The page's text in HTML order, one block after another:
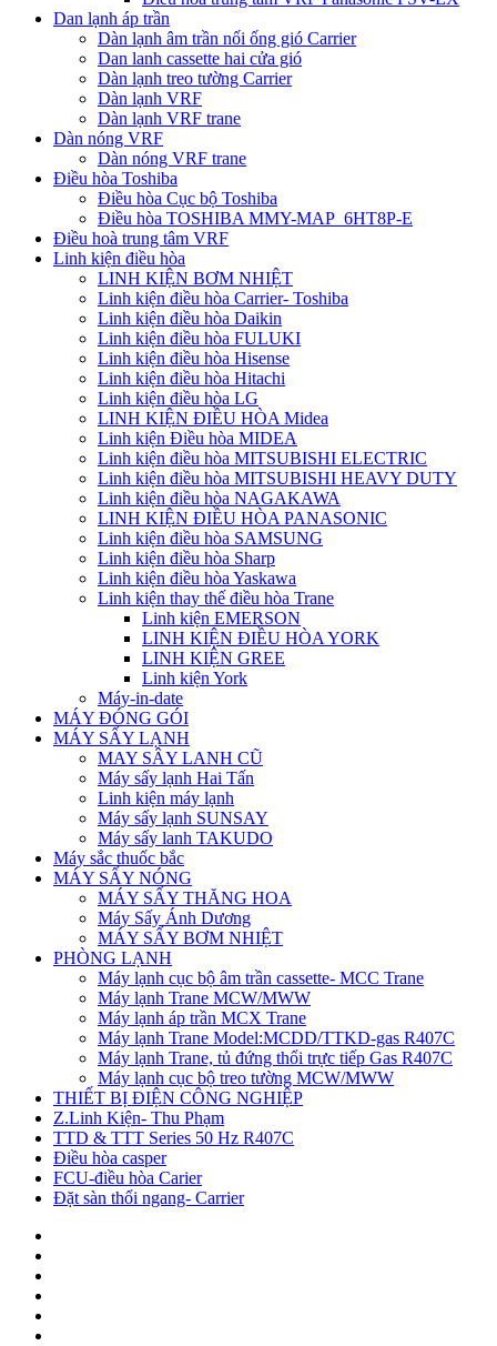
Dan lạnh áp trần
Dàn lạnh âm trần nối ống gió Carrier
Dan lanh cassette hai cửa gió
Dàn lạnh treo tường Carrier
Dàn lạnh VRF
Dàn lạnh VRF trane
Dàn nóng VRF
Dàn nóng VRF trane
Điều hòa Toshiba
Điều hòa Cục bộ Toshiba
Điều hòa TOSHIBA MMY-MAP_6HT8P-E
Điều hoà trung tâm VRF
Linh kiện điều hòa
LINH KIỆN BƠM NHIỆT
Linh kiện điều hòa Carrier- Toshiba
Linh kiện điều hòa Daikin
Linh kiện điều hòa FULUKI
Linh kiện điều hòa Hisense
Linh kiện điều hòa Hitachi
Linh kiện điều hòa LG
LINH KIỆN ĐIỀU HÒA Midea
Linh kiện Điều hòa MIDEA
Linh kiện điều hòa MITSUBISHI ELECTRIC
Linh kiện điều hòa MITSUBISHI HEAVY DUTY
Linh kiện điều hòa NAGAKAWA
LINH KIỆN ĐIỀU HÒA PANASONIC
Linh kiện điều hòa SAMSUNG
Linh kiện điều hòa Sharp
Linh kiện điều hòa Yaskawa
Linh kiện thay thế điều hòa Trane
Linh kiện EMERSON
LINH KIỆN ĐIỀU HÒA YORK
LINH KIỆN GREE
Linh kiện York
Máy-in-date
MÁY ĐÓNG GÓI
MÁY SẤY LẠNH
MAY SÂY LANH CŨ
Máy sấy lạnh Hai Tấn
Linh kiện máy lạnh
Máy sấy lạnh SUNSAY
Máy sấy lanh TAKUDO
Máy sắc thuốc bắc
MÁY SẤY NÓNG
MÁY SẤY THĂNG HOA
Máy Sấy Ánh Dương
MÁY SẤY BƠM NHIỆT
PHÒNG LẠNH
Máy lạnh cục bộ âm trần cassette- MCC Trane
Máy lạnh Trane MCW/MWW
Máy lạnh áp trần MCX Trane
Máy lạnh Trane Model:MCDD/TTKD-gas R407C
Máy lạnh Trane, tủ đứng thổi trực tiếp Gas R407C
Máy lạnh cục bộ treo tường MCW/MWW
THIẾT BỊ ĐIỆN CÔNG NGHIỆP
Z.Linh Kiện- Thu Phạm
TTD & TTT Series 50 Hz R407C
Điều hòa casper
FCU-điều hòa Carier
Đặt sàn thổi ngang- Carrier